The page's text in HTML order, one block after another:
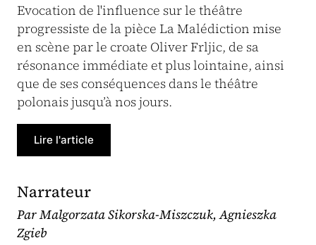
Evocation de l'influence sur le théâtre
progressiste de la pièce La Malédiction mise
en scène par le croate Oliver Frljic, de sa
résonance immédiate et plus lointaine, ainsi
que de ses conséquences dans le théâtre
polonais jusqu’à nos jours.
Lire l'article
Narrateur
Par Malgorzata Sikorska-Miszczuk, Agnieszka
Zgieb